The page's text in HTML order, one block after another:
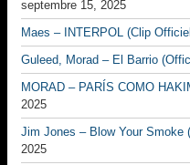
septembre 15, 2025
Maes – INTERPOL (Clip
Guleed, Morad – El Barrio
MORAD – PARÍS COMO
2025
Jim Jones – Blow Your Smoke
2025